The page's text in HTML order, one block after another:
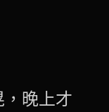
，晚上才